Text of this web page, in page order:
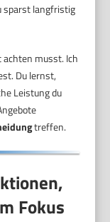
sparst langfristig
musst. Ich
Du lernst,
Leistung du
treffen.
Fokus